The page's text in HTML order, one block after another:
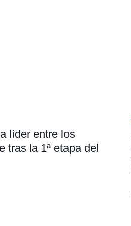
líder entre los
tras la 1ª etapa del